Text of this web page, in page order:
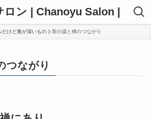
ロン | Chanoyu Salon |
だけど奥が深いもの 茶の湯と禅のつながり
つながり